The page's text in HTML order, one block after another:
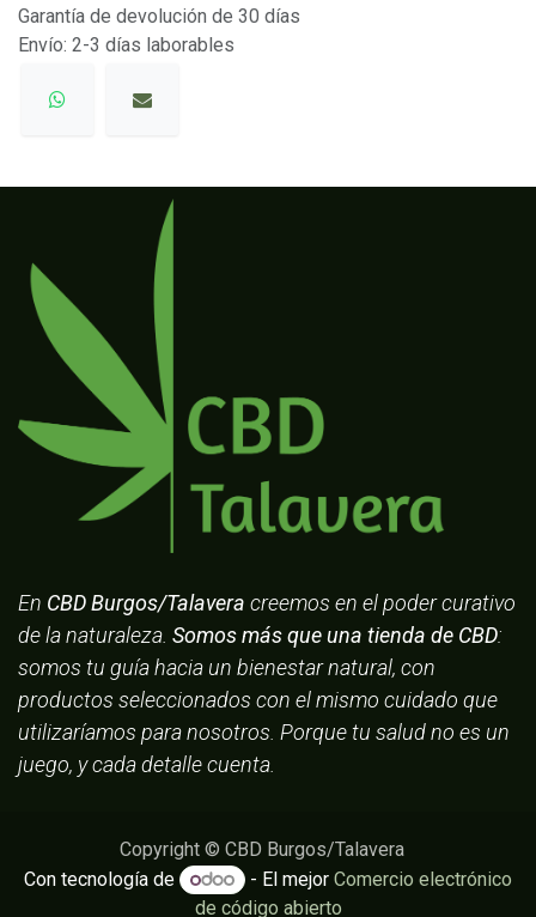
Garantía de devolución de 30 días
Envío: 2-3 días laborables
En CBD Burgos/Talavera creemos en el poder curativo
de la naturaleza. Somos más que una tienda de CBD:
somos tu guía hacia un bienestar natural, con
productos seleccionados con el mismo cuidado que
utilizaríamos para nosotros. Porque tu salud no es un
juego, y cada detalle cuenta.
Copyright © CBD Burgos/Talavera
Con tecnología de
- El mejor Comercio electrónico
de código abierto